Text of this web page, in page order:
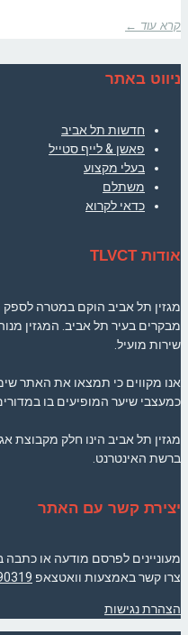
קרא עוד ←
ניווט באתר
חדשות תל אביב
פאשן & לייף סטייל
בעלי מקצוע
משתלם
כדאי לקרוא
אודות TLVCT
מגזין תל אביב הוקם במטרה לספק
מבקרים בעיר תל אביב. המגזין
שירות מועיל.
אנו מקווים כי תמצאו את האתר
כמעצבי שיער המופיעים בו
מגזין תל אביב הינו חלק מקבוצת
ברשת האינטרנט.
יצירת קשר עם האתר
מעוניינים לפרסם מודעה או כתבה
צרו קשר באמצעות וואטצאפ
הצהרת נגישות